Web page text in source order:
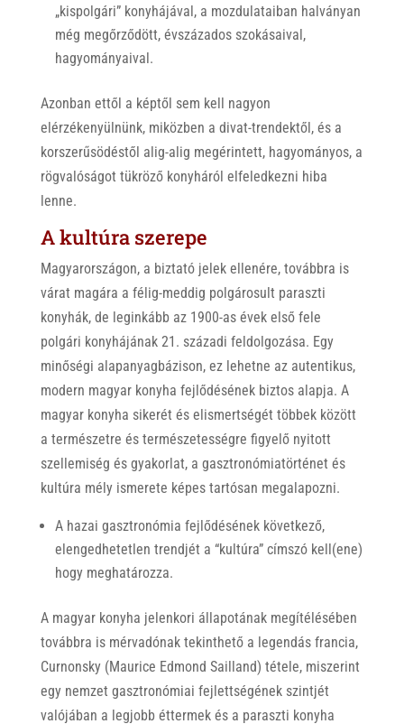
„kispolgári” konyhájával, a mozdulataiban halványan
még megőrződött, évszázados szokásaival,
hagyományaival.
Azonban ettől a képtől sem kell nagyon
elérzékenyülnünk, miközben a divat-trendektől, és a
korszerűsödéstől alig-alig megérintett, hagyományos, a
rögvalóságot tükröző konyháról elfeledkezni hiba
lenne.
A kultúra szerepe
Magyarországon, a biztató jelek ellenére, továbbra is
várat magára a félig-meddig polgárosult paraszti
konyhák, de leginkább az 1900-as évek első fele
polgári konyhájának 21. századi feldolgozása. Egy
minőségi alapanyagbázison, ez lehetne az autentikus,
modern magyar konyha fejlődésének biztos alapja. A
magyar konyha sikerét és elismertségét többek között
a természetre és természetességre figyelő nyitott
szellemiség és gyakorlat, a gasztronómiatörténet és
kultúra mély ismerete képes tartósan megalapozni.
A hazai gasztronómia fejlődésének következő,
elengedhetetlen trendjét a “kultúra” címszó kell(ene)
hogy meghatározza.
A magyar konyha jelenkori állapotának megítélésében
továbbra is mérvadónak tekinthető a legendás francia,
Curnonsky (Maurice Edmond Sailland) tétele, miszerint
egy nemzet gasztronómiai fejlettségének szintjét
valójában a legjobb éttermek és a paraszti konyha